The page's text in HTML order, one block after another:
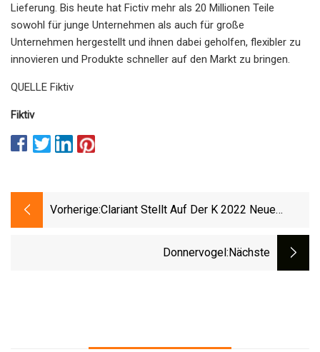
Lieferung. Bis heute hat Fictiv mehr als 20 Millionen Teile
sowohl für junge Unternehmen als auch für große
Unternehmen hergestellt und ihnen dabei geholfen, flexibler zu
innovieren und Produkte schneller auf den Markt zu bringen.
QUELLE Fiktiv
Fiktiv
Vorherige:Clariant Stellt Auf Der K 2022 Neue
Entwicklung Von Kunststoffen Zu
Donnervogel :nächste